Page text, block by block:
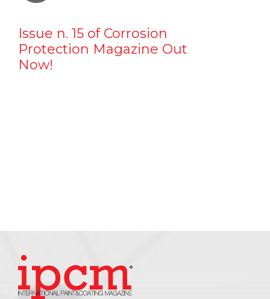
Issue n. 15 of Corrosion
Protection Magazine Out
Now!